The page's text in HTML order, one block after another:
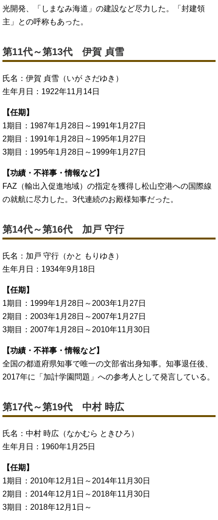
光開発、「しまなみ海道」の建設など尽力した。「封建領
主」との呼称もあった。
第11代～第13代 伊賀 貞雪
氏名：伊賀 貞雪（いが さだゆき）
生年月日：1922年11月14日
【任期】
1期目：1987年1月28日～1991年1月27日
2期目：1991年1月28日～1995年1月27日
3期目：1995年1月28日～1999年1月27日
【功績・不祥事・情報など】
FAZ（輸出入促進地域）の指定を獲得し松山空港への国際線
の就航に尽力した。3代連続のお殿様知事だった。
第14代～第16代 加戸 守行
氏名：加戸 守行（かと もりゆき）
生年月日：1934年9月18日
【任期】
1期目：1999年1月28日～2003年1月27日
2期目：2003年1月28日～2007年1月27日
3期目：2007年1月28日～2010年11月30日
【功績・不祥事・情報など】
全国の都道府県知事で唯一の文部省出身知事。知事退任後、
2017年に「加計学園問題」への参考人として発言している。
第17代～第19代 中村 時広
氏名：中村 時広（なかむら ときひろ）
生年月日：1960年1月25日
【任期】
1期目：2010年12月1日～2014年11月30日
2期目：2014年12月1日～2018年11月30日
3期目：2018年12月1日～